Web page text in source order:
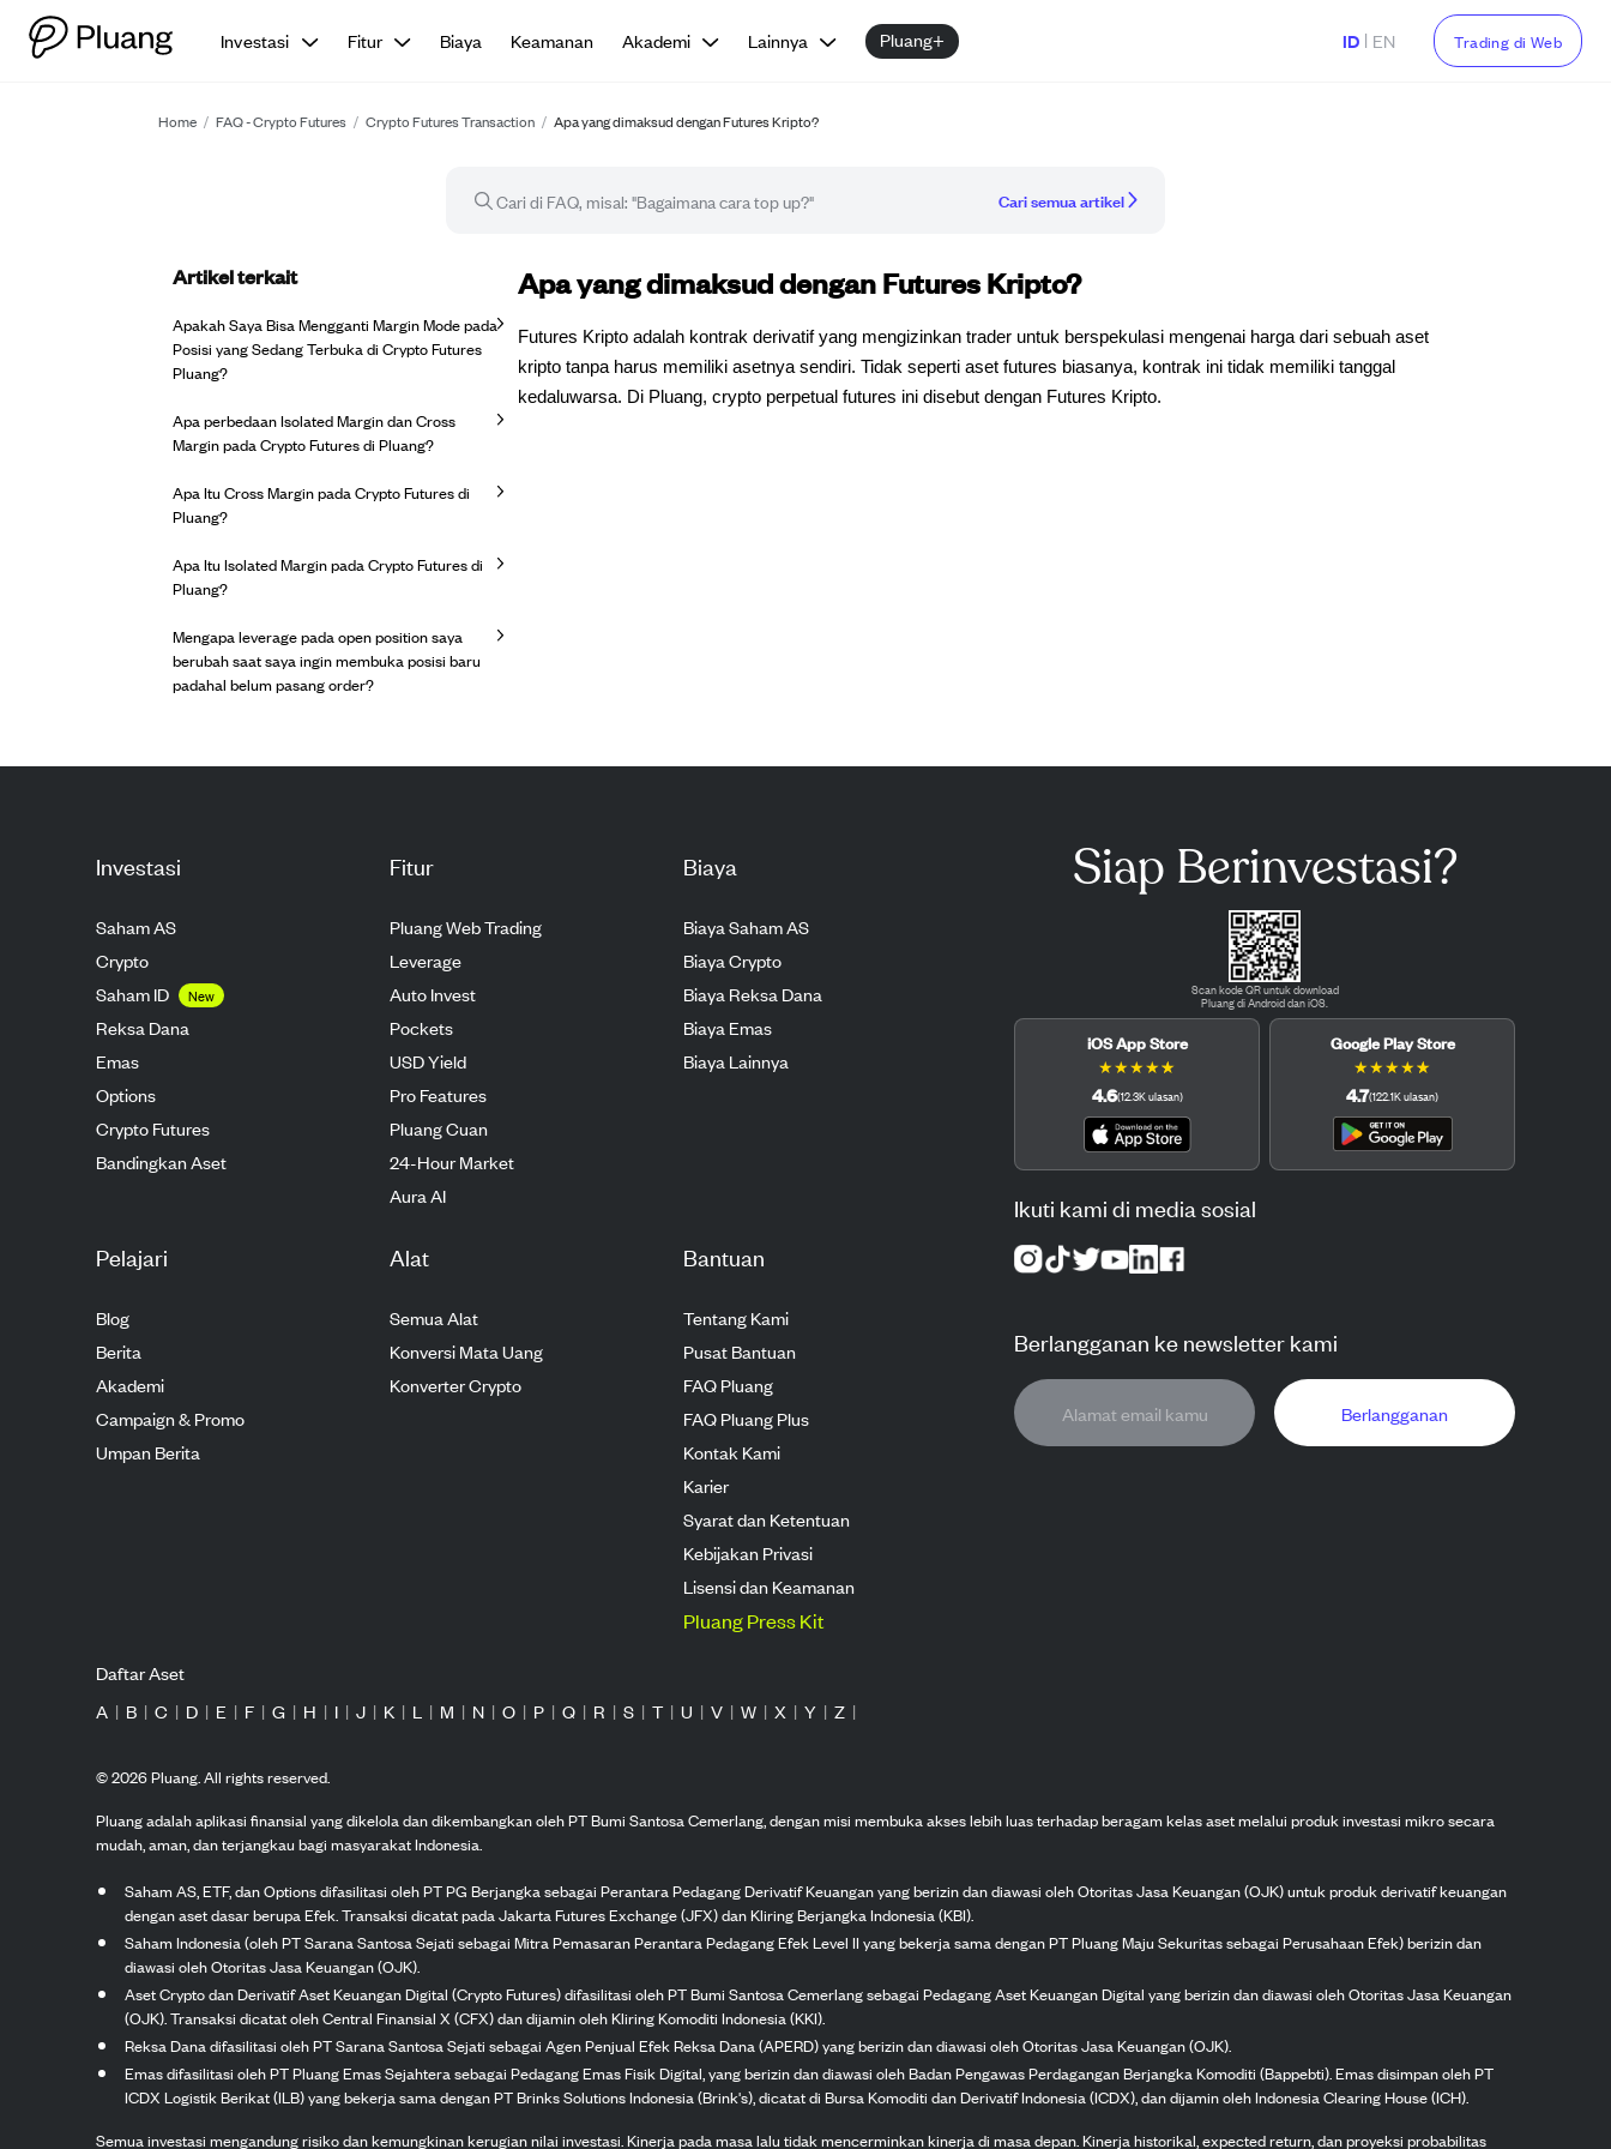
Investasi Fitur Biaya Keamanan Akademi Lainnya Pluang+ ID | EN Trading di Web
Home / FAQ - Crypto Futures / Crypto Futures Transaction / Apa yang dimaksud dengan Futures Kripto?
Cari semua artikel
Artikel FAQ
Apa yang dimaksud dengan Futures Kripto?
Futures Kripto adalah kontrak derivatif yang mengizinkan trader untuk berspekulasi mengenai harga dari sebuah aset
kripto tanpa harus memiliki asetnya sendiri. Tidak seperti aset futures biasanya, kontrak ini tidak memiliki tanggal
kedaluwarsa. Di Pluang, crypto perpetual futures ini disebut dengan Futures Kripto.
Artikel terkait
Apakah Saya Bisa Mengganti Margin Mode pada
Posisi yang Sedang Terbuka di Crypto Futures
Pluang?
Apa perbedaan Isolated Margin dan Cross
Margin pada Crypto Futures di Pluang?
Apa Itu Cross Margin pada Crypto Futures di
Pluang?
Apa Itu Isolated Margin pada Crypto Futures di
Pluang?
Mengapa leverage pada open position saya
berubah saat saya ingin membuka posisi baru
padahal belum pasang order?
Investasi
Saham AS
Crypto
Saham ID
New
Reksa Dana
Emas
Options
Crypto Futures
Bandingkan Aset
Fitur
Pluang Web Trading
Leverage
Auto Invest
Pockets
USD Yield
Pro Features
Pluang Cuan
24-Hour Market
Aura AI
Biaya
Biaya Saham AS
Biaya Crypto
Biaya Reksa Dana
Biaya Emas
Biaya Lainnya
Pelajari
Blog
Berita
Akademi
Campaign & Promo
Umpan Berita
Alat
Semua Alat
Konversi Mata Uang
Konverter Crypto
Bantuan
Tentang Kami
Pusat Bantuan
FAQ Pluang
FAQ Pluang Plus
Kontak Kami
Karier
Syarat dan Ketentuan
Kebijakan Privasi
Lisensi dan Keamanan
Pluang Press Kit
Siap Berinvestasi?
Scan kode QR untuk download
Pluang di Android dan iOS.
iOS App Store
★★★★★
4.6(12.3Kulasan)
Google Play Store
★★★★★
4.7(122.1Kulasan)
Ikuti kami di media sosial
Berlangganan ke newsletter kami
Berlangganan
Daftar Aset
A | B | C | D | E | F | G | H | I | J | K | L | M | N | O | P | Q | R | S | T | U | V | W | X | Y | Z |
©2026Pluang. All rights reserved.
Pluang adalah aplikasi finansial yang dikelola dan dikembangkan oleh PT Bumi Santosa Cemerlang, dengan misi membuka akses lebih luas terhadap beragam kelas aset melalui produk investasi mikro secara
mudah, aman, dan terjangkau bagi masyarakat Indonesia.
Saham AS, ETF, dan Options difasilitasi oleh PT PG Berjangka sebagai Perantara Pedagang Derivatif Keuangan yang berizin dan diawasi oleh Otoritas Jasa Keuangan (OJK) untuk produk derivatif keuangan
dengan aset dasar berupa Efek. Transaksi dicatat pada Jakarta Futures Exchange (JFX) dan Kliring Berjangka Indonesia (KBI).
Saham Indonesia (oleh PT Sarana Santosa Sejati sebagai Mitra Pemasaran Perantara Pedagang Efek Level II yang bekerja sama dengan PT Pluang Maju Sekuritas sebagai Perusahaan Efek) berizin dan
diawasi oleh Otoritas Jasa Keuangan (OJK).
Aset Crypto dan Derivatif Aset Keuangan Digital (Crypto Futures) difasilitasi oleh PT Bumi Santosa Cemerlang sebagai Pedagang Aset Keuangan Digital yang berizin dan diawasi oleh Otoritas Jasa Keuangan
(OJK). Transaksi dicatat oleh Central Finansial X (CFX) dan dijamin oleh Kliring Komoditi Indonesia (KKI).
Reksa Dana difasilitasi oleh PT Sarana Santosa Sejati sebagai Agen Penjual Efek Reksa Dana (APERD) yang berizin dan diawasi oleh Otoritas Jasa Keuangan (OJK).
Emas difasilitasi oleh PT Pluang Emas Sejahtera sebagai Pedagang Emas Fisik Digital, yang berizin dan diawasi oleh Badan Pengawas Perdagangan Berjangka Komoditi (Bappebti). Emas disimpan oleh PT
ICDX Logistik Berikat (ILB) yang bekerja sama dengan PT Brinks Solutions Indonesia (Brink's), dicatat di Bursa Komoditi dan Derivatif Indonesia (ICDX), dan dijamin oleh Indonesia Clearing House (ICH).
Semua investasi mengandung risiko dan kemungkinan kerugian nilai investasi. Kinerja pada masa lalu tidak mencerminkan kinerja di masa depan. Kinerja historikal, expected return, dan proyeksi probabilitas